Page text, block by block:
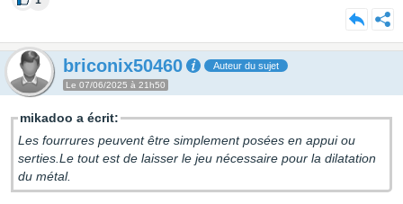
briconix50460 Auteur du sujet
Le 07/06/2025 à 21h50
mikadoo a écrit:
Les fourrures peuvent être simplement posées en appui ou
serties.Le tout est de laisser le jeu nécessaire pour la dilatation
du métal.